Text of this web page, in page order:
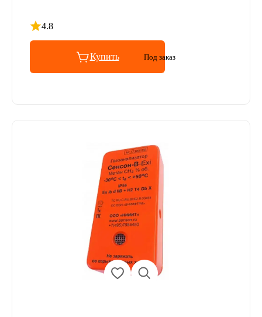
4.8
Рейтинг 4.8 из 5
Купить Под заказ